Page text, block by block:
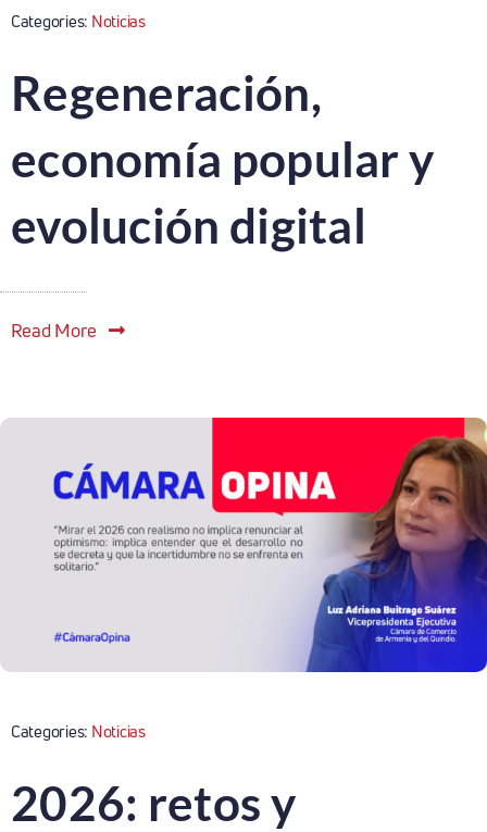
Categories: Noticias
Regeneración,
economía popular y
evolución digital
Read More
Categories: Noticias
2026: retos y